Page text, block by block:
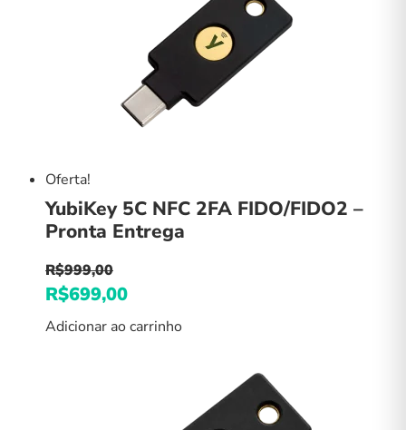
Oferta!
YubiKey 5C NFC 2FA FIDO/FIDO2 –
Pronta Entrega
R$999,00
O
preço
R$699,00O
preço
Adicionar ao carrinho